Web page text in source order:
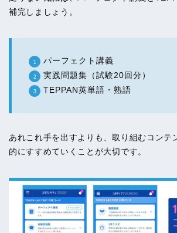
補完しましょう。
パーフェクト講義
実践問題集（試験20回分）
TEPPAN英単語・熟語
あれこれ手を出すよりも、取り組むコンテ
的にすすめていくことが大切です。